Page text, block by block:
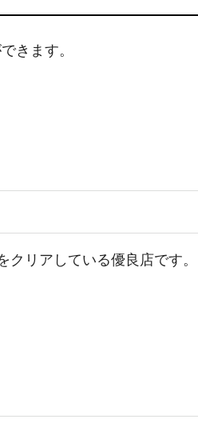
きます。
リアしている優良店です。